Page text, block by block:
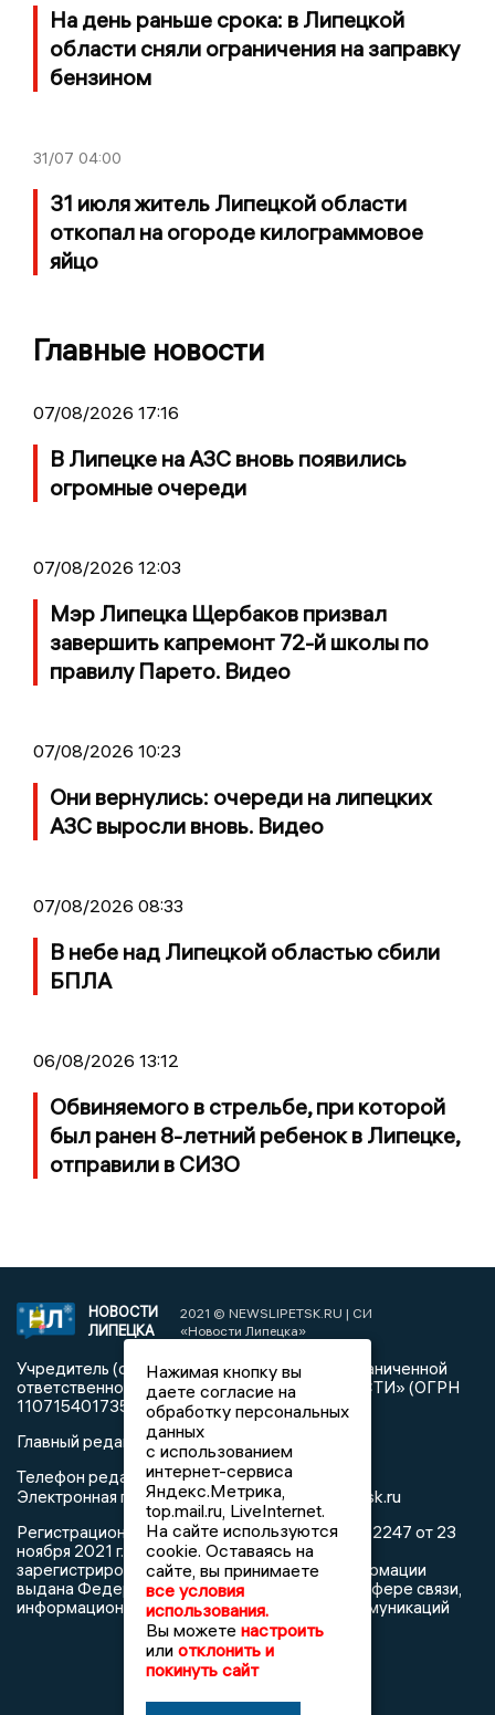
На день раньше срока: в Липецкой
области сняли ограничения на заправку
бензином
31/07 04:00
31 июля житель Липецкой области
откопал на огороде килограммовое
яйцо
Главные новости
07/08/2026 17:16
В Липецке на АЗС вновь появились
огромные очереди
07/08/2026 12:03
Мэр Липецка Щербаков призвал
завершить капремонт 72-й школы по
правилу Парето. Видео
07/08/2026 10:23
Они вернулись: очереди на липецких
АЗС выросли вновь. Видео
07/08/2026 08:33
В небе над Липецкой областью сбили
БПЛА
06/08/2026 13:12
Обвиняемого в стрельбе, при которой
был ранен 8-летний ребенок в Липецке,
отправили в СИЗО
НОВОСТИ
ЛИПЕЦКА
2021 © NEWSLIPETSK.RU | СИ
«Новости Липецка»
Учредитель (соучредители): Общество с ограниченной
ответственностью «РЕГИОНАЛЬНЫЕ НОВОСТИ» (ОГРН
1107154017354)
Главный редактор: Герцог Е.Г.
Телефон редакции: +7 903 699 9427
Электронная почта редакции:info@newslipetsk.ru
Регистрационный номер: серия Эл № ФС77-82247 от 23
ноября 2021 г. согласно выписке из реестра
зарегистрированных средств массовой информации
выдана Федеральной службой по надзору в сфере связи,
информационных технологий и массовых коммуникаций
Нажимая кнопку вы
даете согласие на
обработку персональных
данных
с использованием
интернет-сервиса
Яндекс.Метрика,
top.mail.ru, LiveInternet.
На сайте используются
cookie. Оставаясь на
сайте, вы принимаете
все условия
использования.
Вы можете настроить
или отклонить и
покинуть сайт